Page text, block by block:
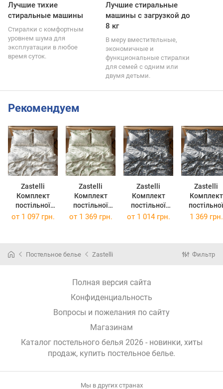
Лучшие тихие
стиральные машины
Стиралки с комфортным
уровнем шума для
эксплуатации в любое
время суток.
Лучшие стиральные
машины с загрузкой до
8 кг
В меру вместительные,
экономичные и
функциональные стиралки
для семей с одним или
двумя детьми.
Рекомендуем
Zastelli
Комплект
постільної
білизни FIELD
Zastelli
Комплект
постільної
білизни FIELD
Зелений
Zastelli
Комплект
постільної
білизни Oliva
Zastelli
Комплект
постільної
білизни Oliva
от 1 097 грн. от 1 369 грн. от 1 014 грн. 1 369 грн.
Постельное белье Zastelli Фильтр
Полная версия сайта
Конфиденциальность
Вопросы и пожелания по сайту
Магазинам
Каталог постельного белья 2026 - новинки, хиты
продаж, купить постельное белье.
Мы в других странах